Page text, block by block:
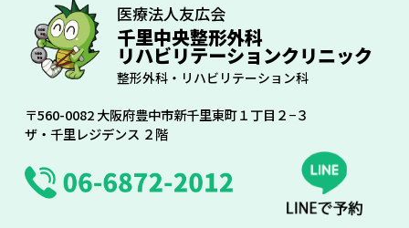
医療法人友広会
千里中央整形外科
リハビリテーションクリニック
整形外科・リハビリテーション科
〒560-0082 大阪府豊中市新千里東町１丁目２−３
ザ・千里レジデンス ２階